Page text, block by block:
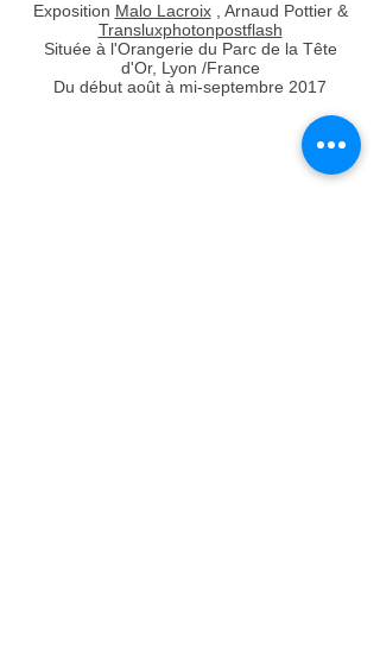
Exposition Malo Lacroix, Arnaud Pottier &
Transluxphotonpostflash
Située à l'Orangerie du Parc de la Tête
d'Or, Lyon /France
Du début août à mi-septembre 2017